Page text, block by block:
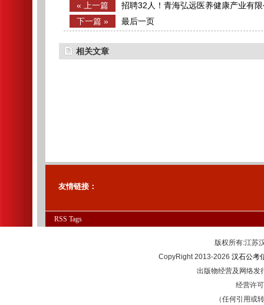
« 上一篇 招聘32人！青海弘远医养健康产业有
告！
下一篇 » 最后一页
相关文章
友情链接：
RSS Tags
版权所有:江
CopyRight 2013-2026 汉石公考
出版物经营及网络发
经营许
（任何引用或